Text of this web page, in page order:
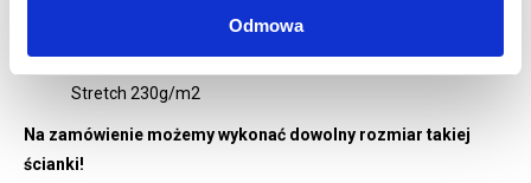
Odmowa
Stretch 230g/m2
Na zamówienie możemy wykonać dowolny rozmiar takiej
ścianki!